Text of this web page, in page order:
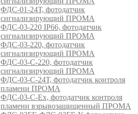
ФДС-01-24Т, фотодатчик
сигнализирующий ПРОМА
ФДС-03-220 IP66, фотодатчик
сигнализирующий ПРОМА
ФДС-03-220, фотодатчик
сигнализирующий ПРОМА
ФДС-03-С-220, фотодатчик
сигнализирующий ПРОМА
ФДС-03-С-24Т, фотодатчик контроля
пламени ПРОМА
ФДС-03-С-Ex, фотодатчик контроля
пламени взрывозащищенный ПРОМА